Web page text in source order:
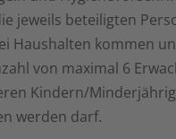
jeweils beteiligten
Haushalten kommen
von maximal 6
Kindern/
werden darf.